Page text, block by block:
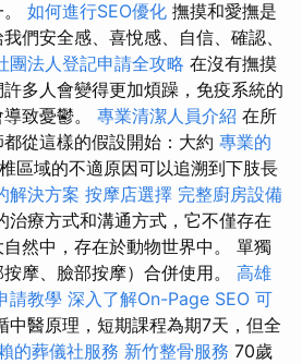
如何進行SEO優化 撫摸和愛撫是
們安全感、喜悅感、自信、確認、
團法人登記申請全攻略 在沒有撫摸
多人會變得更加煩躁，免疫系統的
致憂鬱。 專業清潔人員介紹 在所
從這樣的假設開始：大約 專業的
區域的不適原因可以追溯到下肢長
解決方案 按摩店選擇 完整廚房設備
治療方式和溝通方式，它不僅存在
然中，存在於動物世界中。 單獨
摩、臉部按摩）合併使用。 高雄
請教學 深入了解On-Page SEO 可
中醫原理，短期課程為期7天，但全
的葬儀社服務 新竹整骨服務 70歲